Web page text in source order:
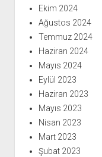
Ekim 2024
Ağustos 2024
Temmuz 2024
Haziran 2024
Mayıs 2024
Eylül 2023
Haziran 2023
Mayıs 2023
Nisan 2023
Mart 2023
Şubat 2023